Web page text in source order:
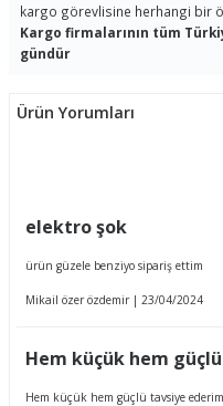
kargo görevlisine herhangi bir
Kargo firmalarının tüm
gündür
Ürün Yorumları
elektro şok
ürün güzele benziyo sipariş ettim
Mikail özer özdemir | 23/04/2024
Hem küçük hem
Hem küçük hem güçlü tavsiye